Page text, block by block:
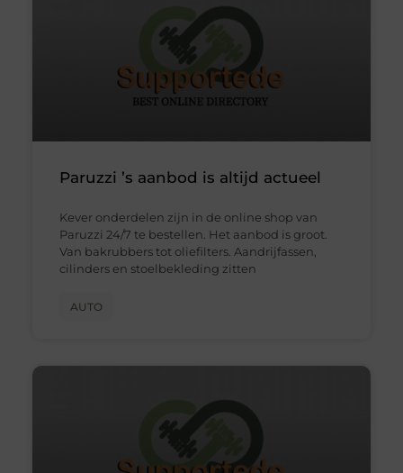
Paruzzi ’s aanbod is altijd actueel
Kever onderdelen zijn in de online shop van
Paruzzi 24/7 te bestellen. Het aanbod is groot.
Van bakrubbers tot oliefilters. Aandrijfassen,
cilinders en stoelbekleding zitten
AUTO